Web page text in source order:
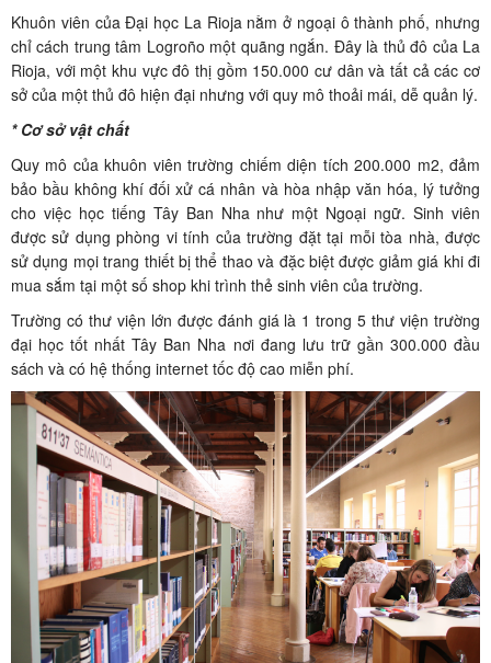
Khuôn viên của Đại học La Rioja nằm ở ngoại ô thành phố, nhưng
chỉ cách trung tâm Logroño một quãng ngắn. Đây là thủ đô của La
Rioja, với một khu vực đô thị gồm 150.000 cư dân và tất cả các cơ
sở của một thủ đô hiện đại nhưng với quy mô thoải mái, dễ quản lý.
* Cơ sở vật chất
Quy mô của khuôn viên trường chiếm diện tích 200.000 m2, đảm
bảo bầu không khí đối xử cá nhân và hòa nhập văn hóa, lý tưởng
cho việc học tiếng Tây Ban Nha như một Ngoại ngữ. Sinh viên
được sử dụng phòng vi tính của trường đặt tại mỗi tòa nhà, được
sử dụng mọi trang thiết bị thể thao và đặc biệt được giảm giá khi đi
mua sắm tại một số shop khi trình thẻ sinh viên của trường.
Trường có thư viện lớn được đánh giá là 1 trong 5 thư viện trường
đại học tốt nhất Tây Ban Nha nơi đang lưu trữ gần 300.000 đầu
sách và có hệ thống internet tốc độ cao miễn phí.